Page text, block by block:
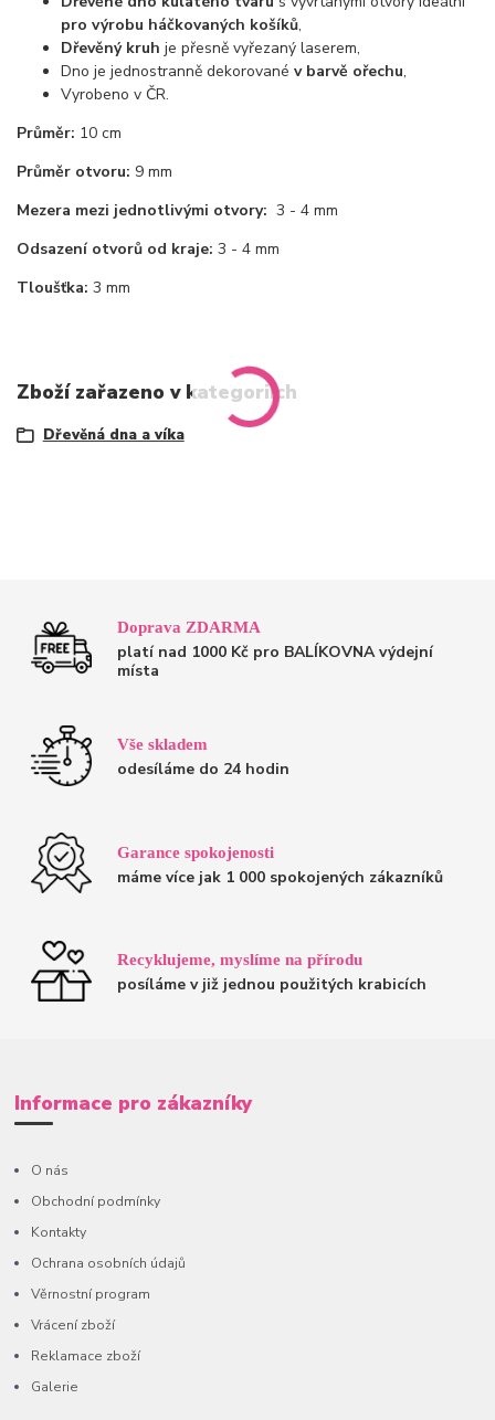
pro výrobu háčkovaných košíků,
Dřevěný kruh je přesně vyřezaný laserem,
Dno je jednostranně dekorované v barvě ořechu,
Vyrobeno v ČR.
Průměr: 10 cm
Průměr otvoru: 9 mm
Mezera mezi jednotlivými otvory: 3 - 4 mm
Odsazení otvorů od kraje: 3 - 4 mm
Tloušťka: 3 mm
Zboží zařazeno v kategoriích
Dřevěná dna a víka
Doprava ZDARMA
platí nad 1000 Kč pro BALÍKOVNA výdejní
místa
Vše skladem
odesíláme do 24 hodin
Garance spokojenosti
máme více jak 1 000 spokojených zákazníků
Recyklujeme, myslíme na přírodu
posíláme v již jednou použitých krabicích
Informace pro zákazníky
O nás
Obchodní podmínky
Kontakty
Ochrana osobních údajů
Věrnostní program
Vrácení zboží
Reklamace zboží
Galerie